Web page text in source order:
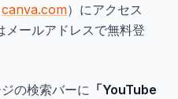
canva.com）にアクセス
メールアドレスで無料登
の検索バーに 「YouTube